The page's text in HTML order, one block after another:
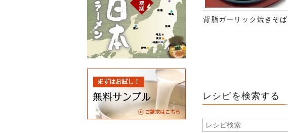
背脂ガーリック焼きそば
レシピを検索する